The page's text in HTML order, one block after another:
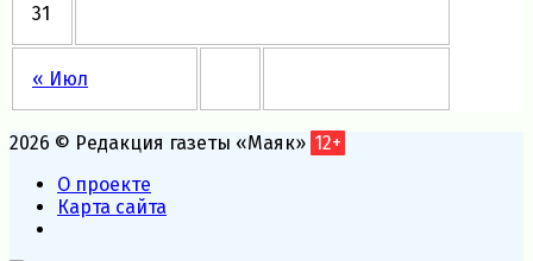
« Июл
31
2026 © Редакция газеты «Маяк» 12+
О проекте
Карта сайта